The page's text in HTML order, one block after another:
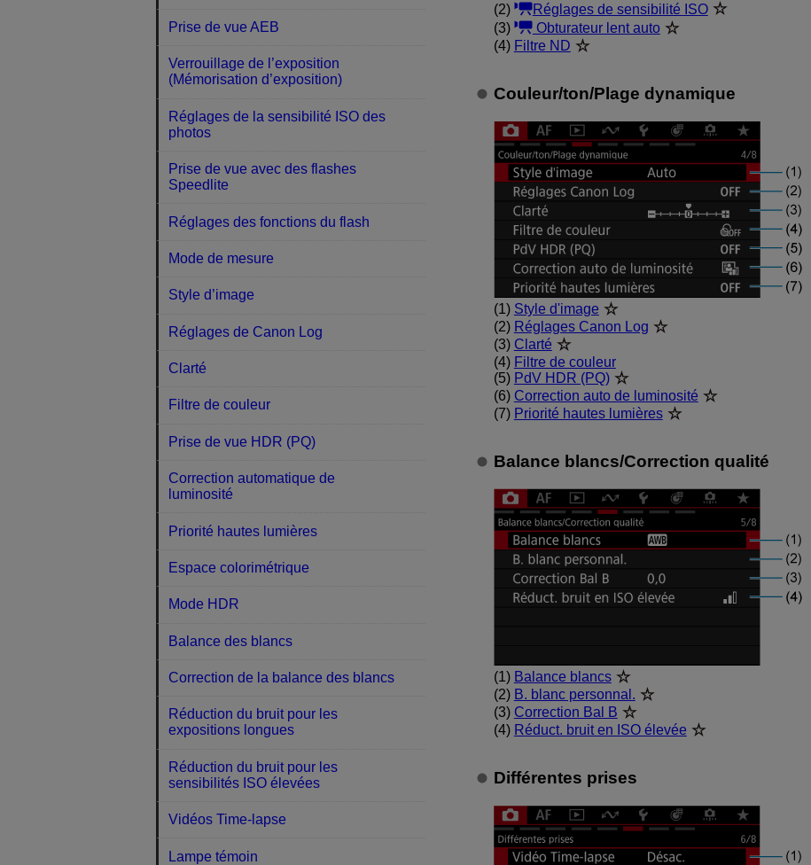
(2)
Réglages de sensibilité ISO
(3)
Obturateur lent auto
(4) Filtre ND
Couleur/ton/Plage dynamique
(1) Style d'image
(2) Réglages Canon Log
(3) Clarté
(4) Filtre de couleur
(5) PdV HDR (PQ)
(6) Correction auto de luminosité
(7) Priorité hautes lumières
Balance blancs/Correction qualité
(1) Balance blancs
(2) B. blanc personnal.
(3) Correction Bal B
(4) Réduct. bruit en ISO élevée
Différentes prises
Prise de vue AEB
Verrouillage de l’exposition
(Mémorisation d’exposition)
Réglages de la sensibilité ISO des
photos
Prise de vue avec des flashes
Speedlite
Réglages des fonctions du flash
Mode de mesure
Style d’image
Réglages de Canon Log
Clarté
Filtre de couleur
Prise de vue HDR (PQ)
Correction automatique de
luminosité
Priorité hautes lumières
Espace colorimétrique
Mode HDR
Balance des blancs
Correction de la balance des blancs
Réduction du bruit pour les
expositions longues
Réduction du bruit pour les
sensibilités ISO élevées
Vidéos Time-lapse
Lampe témoin